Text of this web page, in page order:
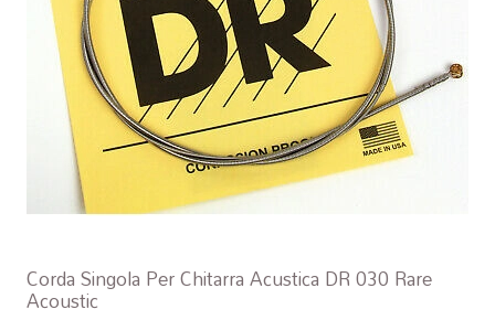
Corda Singola Per Chitarra Acustica DR 030 Rare
Acoustic